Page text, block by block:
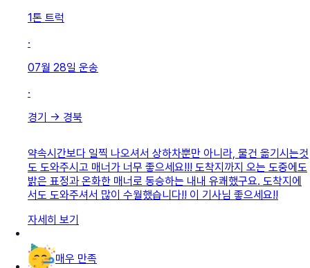
1톤 트럭
·
07월 28일 운송
·
경기 → 경북
약속시간보다 일찍 나오셔서 상하차뿐만 아니라, 물건 옮기시는것
도 도와주시고 매너가 너무 좋으세요!!! 도착지까지 오는 도중에도
밝은 표정과 온화한 매너로 동승하는 내내 유쾌했구요. 도착지에
서도 도와주셔서 많이 수월했습니다!! 이 기사님 좋으세요!!
자세히 보기
매우 만족